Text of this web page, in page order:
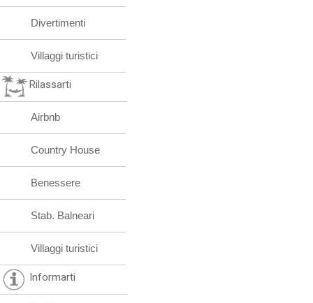
Divertimenti
Villaggi turistici
Rilassarti
Airbnb
Country House
Benessere
Stab. Balneari
Villaggi turistici
Informarti